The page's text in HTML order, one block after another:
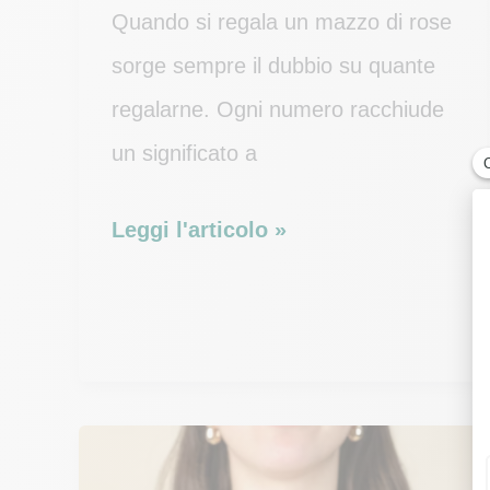
Quando si regala un mazzo di rose
sorge sempre il dubbio su quante
regalarne. Ogni numero racchiude
un significato a
Quante
Leggi l'articolo »